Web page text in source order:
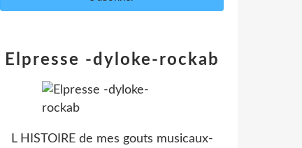
Elpresse -dyloke-rockab
L HISTOIRE de mes gouts musicaux-